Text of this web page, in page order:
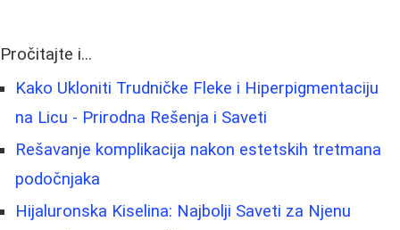
Pročitajte i...
Kako Ukloniti Trudničke Fleke i Hiperpigmentaciju
na Licu - Prirodna Rešenja i Saveti
Rešavanje komplikacija nakon estetskih tretmana
podočnjaka
Hijaluronska Kiselina: Najbolji Saveti za Njenu